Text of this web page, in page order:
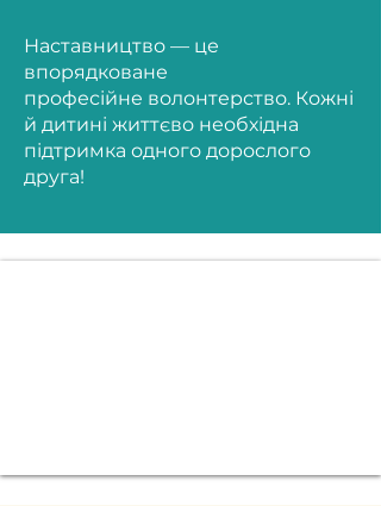
Наставництво — це
впорядковане
професійне волонтерство. Кожні
й дитині життєво необхідна
підтримка одного дорослого
друга!